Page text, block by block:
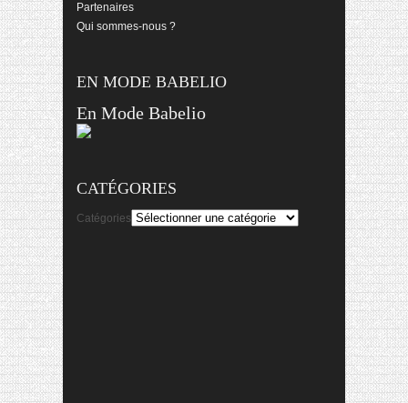
Partenaires
Qui sommes-nous ?
EN MODE BABELIO
En Mode Babelio
CATÉGORIES
Catégories